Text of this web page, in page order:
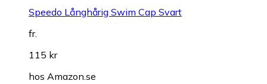
Speedo Långhårig Swim Cap Svart
fr.
115 kr
hos Amazon.se